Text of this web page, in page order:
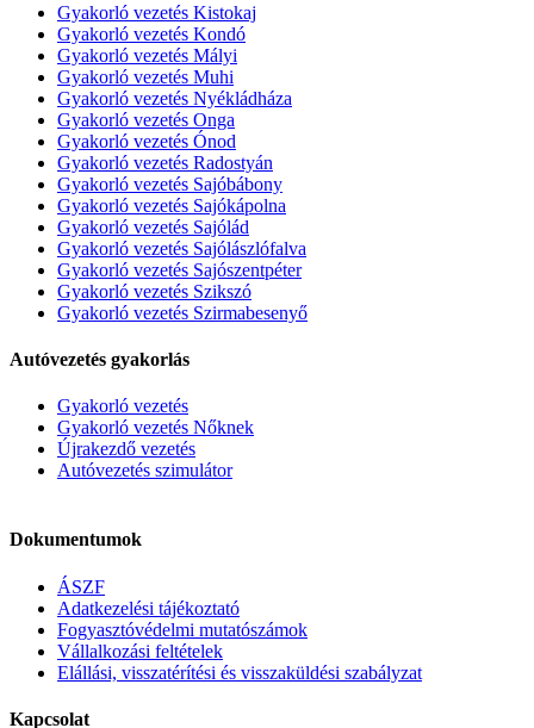
Gyakorló vezetés Kistokaj
Gyakorló vezetés Kondó
Gyakorló vezetés Mályi
Gyakorló vezetés Muhi
Gyakorló vezetés Nyékládháza
Gyakorló vezetés Onga
Gyakorló vezetés Ónod
Gyakorló vezetés Radostyán
Gyakorló vezetés Sajóbábony
Gyakorló vezetés Sajókápolna
Gyakorló vezetés Sajólád
Gyakorló vezetés Sajólászlófalva
Gyakorló vezetés Sajószentpéter
Gyakorló vezetés Szikszó
Gyakorló vezetés Szirmabesenyő
Autóvezetés gyakorlás
Gyakorló vezetés
Gyakorló vezetés Nőknek
Újrakezdő vezetés
Autóvezetés szimulátor
Dokumentumok
ÁSZF
Adatkezelési tájékoztató
Fogyasztóvédelmi mutatószámok
Vállalkozási feltételek
Elállási, visszatérítési és visszaküldési szabályzat
Kapcsolat